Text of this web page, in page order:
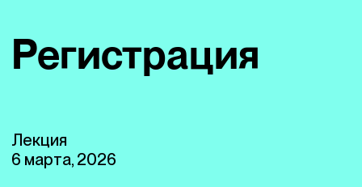
Лекция
6 марта, 2026
Регистрация